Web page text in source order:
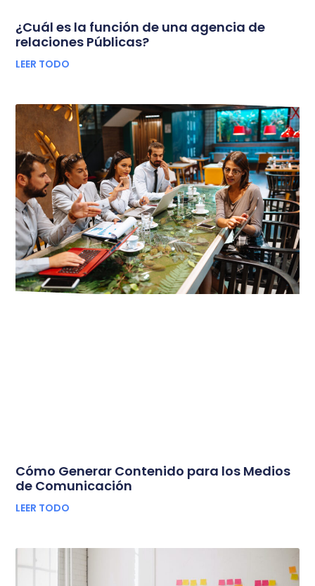
¿Cuál es la función de una agencia de
relaciones Públicas?
LEER TODO
Cómo Generar Contenido para los Medios
de Comunicación
LEER TODO